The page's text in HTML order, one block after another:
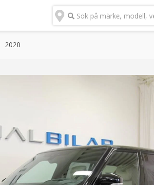
Sök på märke, modell,
2020